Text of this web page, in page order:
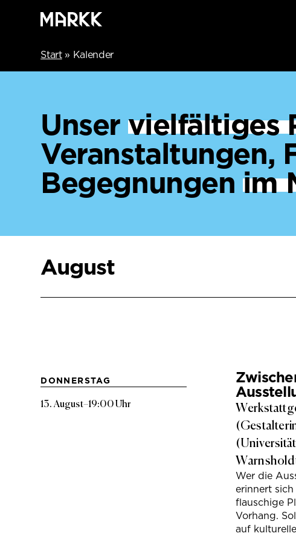
Start» Kalender
Unser vielfältiges
Veranstaltungen,
Begegnungen im
August
DONNERSTAG
13. August–19:00 Uhr
Wer die
erinnert
flauschige
Vorhang.
auf